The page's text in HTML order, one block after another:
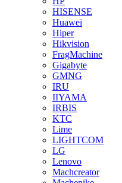
HISENSE
Huawei
Hiper
Hikvision
FragMachine
Gigabyte
GMNG
IRU
IIYAMA
IRBIS
KTC
Lime
LIGHTCOM
LG
Lenovo
Machcreator